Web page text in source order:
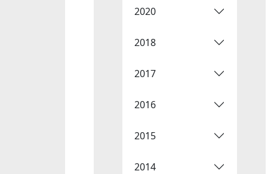
2020
2018
2017
2016
2015
2014